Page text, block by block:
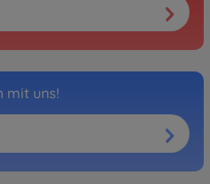
mit uns!